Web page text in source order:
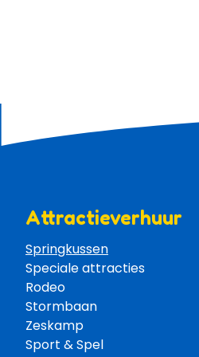
Attractieverhuur
Springkussen
Speciale attracties
Rodeo
Stormbaan
Zeskamp
Sport & Spel